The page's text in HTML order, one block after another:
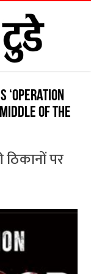
‘Operation
of the
पर